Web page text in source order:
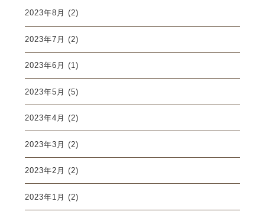
2023年8月 (2)
2023年7月 (2)
2023年6月 (1)
2023年5月 (5)
2023年4月 (2)
2023年3月 (2)
2023年2月 (2)
2023年1月 (2)